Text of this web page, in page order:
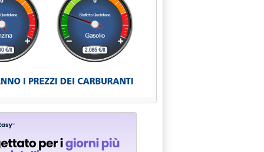
Conou per smaltimento, recupero e rigenerazione'